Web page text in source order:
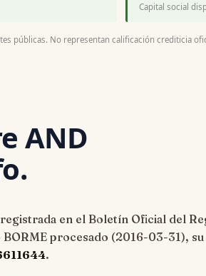
Capital social
públicas. No representan calificación crediticia
AND
en el Boletín Oficial del
procesado (2016-03-31),
.